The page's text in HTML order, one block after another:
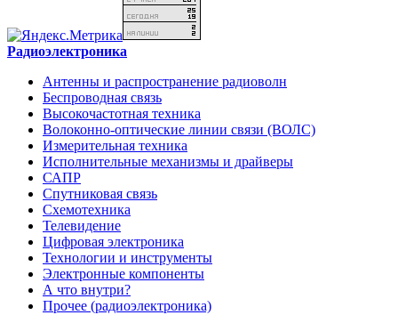
Радиоэлектроника
Антенны и распространение радиоволн
Беспроводная связь
Высокочастотная техника
Волоконно-оптические линии связи (ВОЛС)
Измерительная техника
Исполнительные механизмы и драйверы
САПР
Спутниковая связь
Схемотехника
Телевидение
Цифровая электроника
Технологии и инструменты
Электронные компоненты
А что внутри?
Прочее (радиоэлектроника)